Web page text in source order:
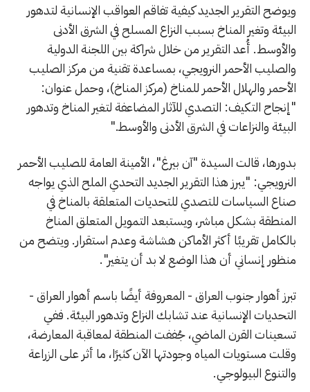
ويوضح التقرير الجديد كيفية تفاقم العواقب الإنسانية لتدهور
البيئة وتغير المناخ بسبب النزاع المسلح في الشرق الأدنى
والأوسط. أُعد التقرير من خلال شراكة بين اللجنة الدولية
والصليب الأحمر النرويجي، بمساعدة تقنية من مركز الصليب
الأحمر والهلال الأحمر للمناخ (مركز المناخ)، وحمل عنوان:
"إنجاح التكيف: التصدي للآثار المضاعفة لتغير المناخ وتدهور
البيئة والنزاعات في الشرق الأدنى والأوسط."
بدورها، قالت السيدة "آن بيرغ"، الأمينة العامة للصليب الأحمر
النرويجي: "يبرز هذا التقرير الجديد التحدي الملح الذي يواجه
صناع السياسات للتصدي للتحديات المتعلقة بالمناخ في
المنطقة بشكل مباشر، ويستبعد التمويل المتعلق المناخ
بالكامل تقريبًا أكثر الأماكن هشاشة وعدم استقرار. ويتضح من
منظور إنساني أن هذا الوضع لا بد أن يتغير".
تبرز أهوار جنوب العراق - المعروفة أيضًا باسم أهوار العراق -
التحديات الإنسانية عند تشابك النزاع وتدهور البيئة. ففي
تسعينات القرن الماضي، جُففت المنطقة لمعاقبة المعارضة،
وقلت مستويات المياه وجودتها الآن كثيرًا، ما أثر على الزراعة
والتنوع البيولوجي.